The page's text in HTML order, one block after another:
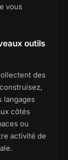
vous
outils
des
langages
côtés
ou
activité de